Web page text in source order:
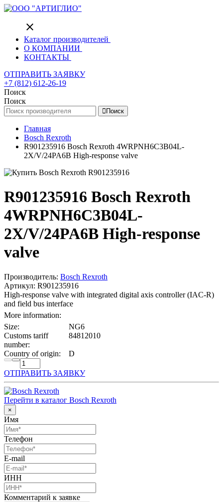
close
Каталог производителей
О КОМПАНИИ
КОНТАКТЫ
ОТПРАВИТЬ ЗАЯВКУ
+7 (812) 612-26-19
Поиск
Поиск
Поиск
Главная
Bosch Rexroth
R901235916 Bosch Rexroth 4WRPNH6C3B04L-
2X/V/24PA6B High-response valve
R901235916 Bosch Rexroth
4WRPNH6C3B04L-
2X/V/24PA6B High-response
valve
Производитель: Bosch Rexroth
Артикул: R901235916
High-response valve with integrated digital axis controller (IAC-R)
and field bus interface
More information:
Size:
NG6
Customs tariff
number:
84812010
Country of origin: D
ОТПРАВИТЬ ЗАЯВКУ
Перейти в каталог Bosch Rexroth
×
Имя
Телефон
E-mail
ИНН
Комментарий к заявке